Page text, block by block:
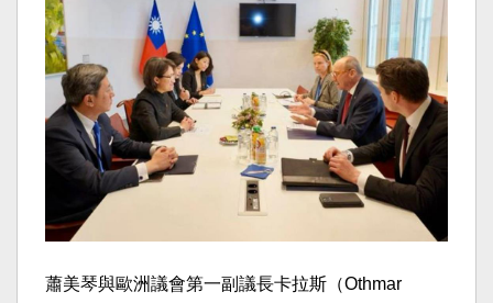
蕭美琴與歐洲議會第一副議長卡拉斯（Othmar